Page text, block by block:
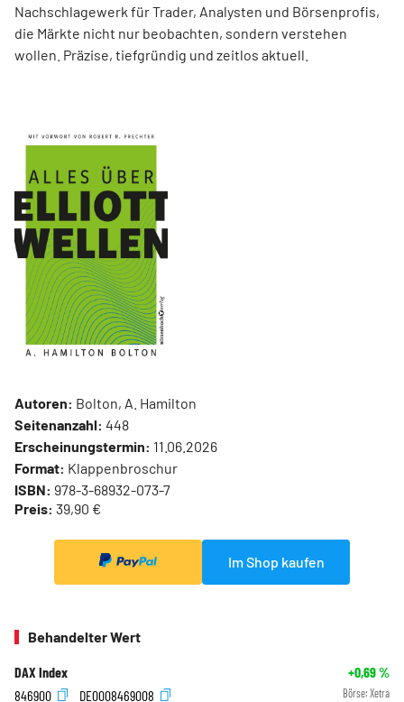
Nachschlagewerk für Trader, Analysten und Börsenprofis,
die Märkte nicht nur beobachten, sondern verstehen
wollen. Präzise, tiefgründig und zeitlos aktuell.
Autoren: Bolton, A. Hamilton
Seitenanzahl: 448
Erscheinungstermin: 11.06.2026
Format: Klappenbroschur
ISBN: 978-3-68932-073-7
Preis: 39,90 €
Im Shop kaufen
Behandelter Wert
DAX Index +0,69%
846900
DE0008469008 Börse: Xetra